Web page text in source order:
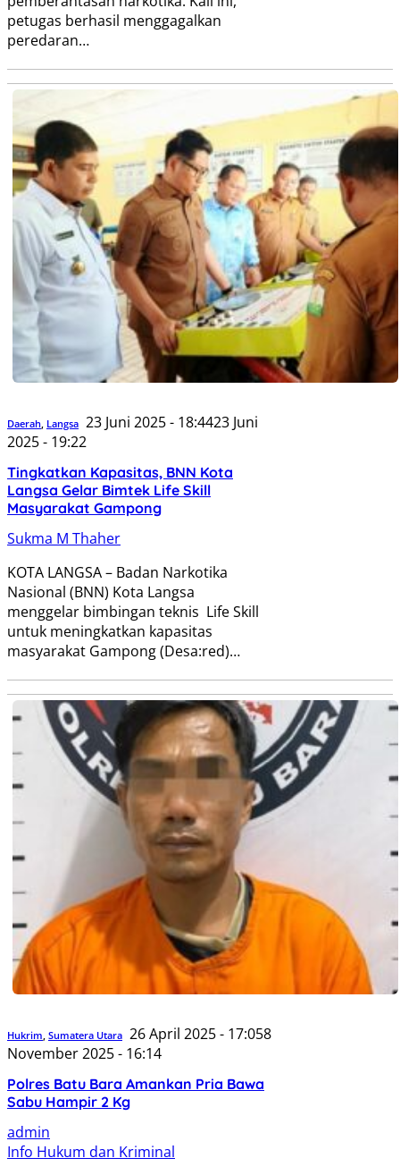
petugas berhasil menggagalkan
peredaran…
Daerah Langsa 23 Juni 2025 - 18:4423 Juni
2025 - 19:22
Tingkatkan Kapasitas, BNN Kota
Langsa Gelar Bimtek Life Skill
Masyarakat Gampong
Sukma M Thaher
KOTA LANGSA – Badan Narkotika
Nasional (BNN) Kota Langsa
menggelar bimbingan teknis Life Skill
untuk meningkatkan kapasitas
masyarakat Gampong (Desa:red)…
Hukrim Sumatera Utara 26 April 2025 - 17:058
November 2025 - 16:14
Polres Batu Bara Amankan Pria Bawa
Sabu Hampir 2 Kg
admin
Info Hukum dan Kriminal